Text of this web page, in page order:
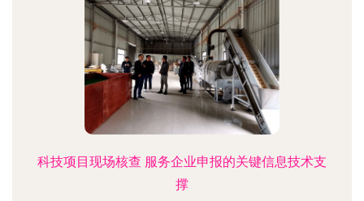
科技项目现场核查 服务企业申报的关键信息技术支
撑